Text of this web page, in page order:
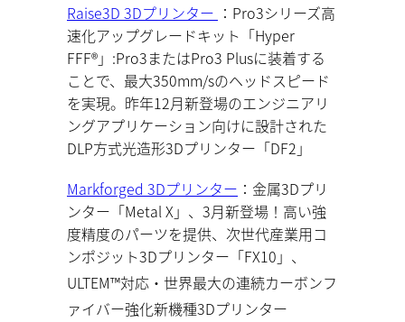
Raise3D 3Dプリンター ： Pro3シリーズ高
速化アップグレードキット「Hyper
FFF®」 :Pro3またはPro3 Plusに装着する
ことで、最大350mm/sのヘッドスピード
を実現。昨年12月新登場のエンジニアリ
ングアプリケーション向けに設計された
DLP方式光造形3Dプリンター「DF2」
Markforged 3Dプリンター ：金属3Dプリ
ンター「MetalX」、3月新登場！高い強
度精度のパーツを提供、次世代産業用コ
ンポジット3Dプリンター 「FX10」、
ULTEM™対応・世界最大の連続カーボンフ
ァイバー強化新機種3Dプリンター